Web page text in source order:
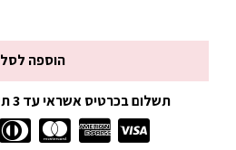
הוספה לסל
תשלום בכרטיס אשראי עד 3 תשלומים ללא ריבית